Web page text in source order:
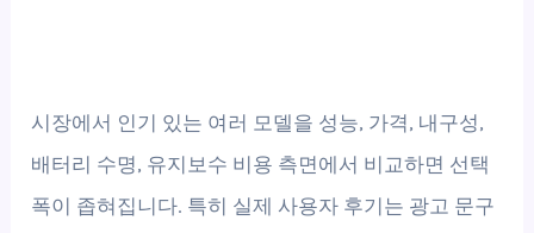
시장에서 인기 있는 여러 모델을 성능, 가격, 내구성,
배터리 수명, 유지보수 비용 측면에서 비교하면 선택
폭이 좁혀집니다. 특히 실제 사용자 후기는 광고 문구